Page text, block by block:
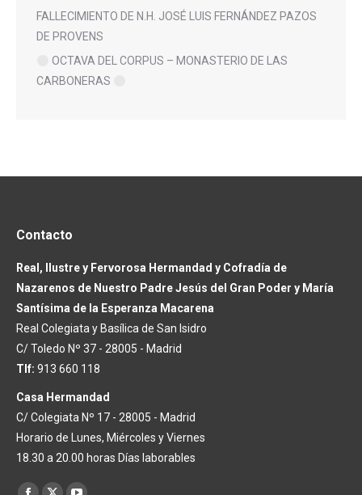
FALLECIMIENTO DE N.H. JOSÉ LUIS FERNÁNDEZ PAZOS
DE PROVENS
OCTAVA DEL CORPUS – MONASTERIO DE LAS
CARBONERAS
Contacto
Real, Ilustre y Fervorosa Hermandad y Cofradía de
Nazarenos de Nuestro Padre Jesús del Gran Poder y María
Santísima de la Esperanza Macarena
Real Colegiata y Basílica de San Isidro
C/ Toledo Nº 37 - 28005 - Madrid
Tlf: 913 660 118
Casa Hermandad
C/ Colegiata Nº 17 - 28005 - Madrid
Horario de Lunes, Miércoles y Viernes
18.30 a 20.00 horas Días laborables
Encuéntranos en: